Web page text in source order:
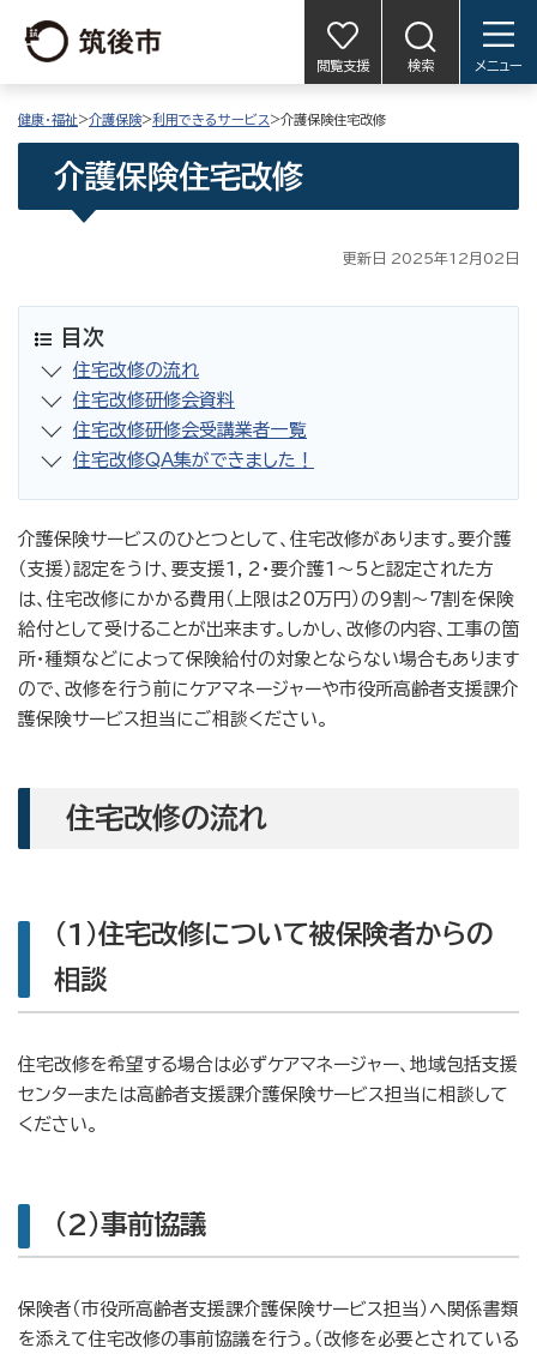
閲覧支援 検索 メニュー
健康・福祉>介護保険>利用できるサービス>介護保険住宅改修
介護保険住宅改修
更新日 2025年12月02日
目次
住宅改修の流れ
住宅改修研修会資料
住宅改修研修会受講業者一覧
住宅改修QA集ができました！
介護保険サービスのひとつとして、住宅改修があります。要介護
（支援）認定をうけ、要支援1，2・要介護1～5と認定された方
は、住宅改修にかかる費用（上限は20万円）の9割～7割を保険
給付として受けることが出来ます。しかし、改修の内容、工事の箇
所・種類などによって保険給付の対象とならない場合もあります
ので、改修を行う前にケアマネージャーや市役所高齢者支援課介
護保険サービス担当にご相談ください。
住宅改修の流れ
(1)住宅改修について被保険者からの
相談
住宅改修を希望する場合は必ずケアマネージャー、地域包括支援
センターまたは高齢者支援課介護保険サービス担当に相談して
ください。
(2)事前協議
保険者（市役所高齢者支援課介護保険サービス担当）へ関係書類
を添えて住宅改修の事前協議を行う。（改修を必要とされている